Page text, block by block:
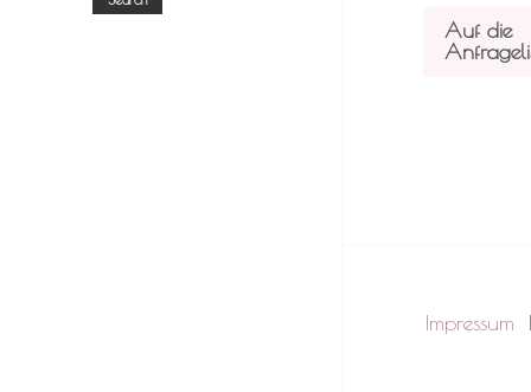
Auf die
Impressum